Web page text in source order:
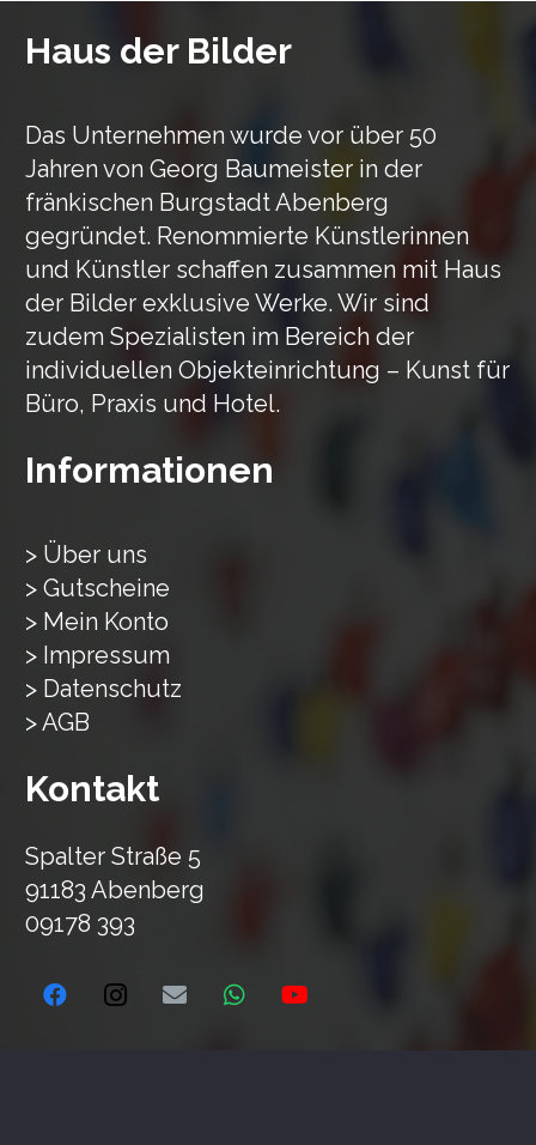
Haus der Bilder
Das Unternehmen wurde vor über 50
Jahren von Georg Baumeister in der
fränkischen Burgstadt Abenberg
gegründet. Renommierte Künstlerinnen
und Künstler schaffen zusammen mit Haus
der Bilder exklusive Werke. Wir sind
zudem Spezialisten im Bereich der
individuellen Objekteinrichtung – Kunst für
Büro, Praxis und Hotel.
Informationen
> Über uns
> Gutscheine
> Mein Konto
> Impressum
> Datenschutz
> AGB
Kontakt
Spalter Straße 5
91183 Abenberg
09178 393